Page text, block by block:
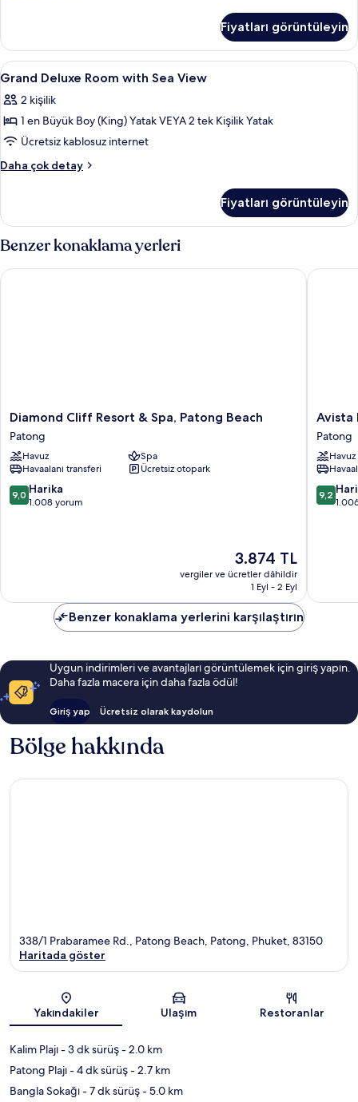
görün
View
hakkında
daha
detay
Fiyatları görüntüleyin
Grand
Deluxe
Room
with
Sea
View
fotoğrafları
Kaliteli yatak takımı, minibar, odada
10
Grand Deluxe Room with Sea View
2 kişilik
1 en Büyük Boy (King) Yatak VEYA 2 tek Kişilik Yatak
Ücretsiz kablosuz internet
Daha çok detay
Grand
Sea
hakkında
fazla
Fiyatları görüntüleyin
Benzer konaklama yerleri
Diamond
Cliff
Resort
&
Spa,
Patong
Beach
Diamond Cliff Resort & Spa, Patong Beach
Patong
Havuz
Spa
Havaalanı transferi
Ücretsiz otopark
10
üzerinden
9,0 Harika
1.008 yorum
Güncel
fiyat:
3.874 TL
3.874 TL
vergiler ve ücretler dâhildir
1 Eyl - 2 Eyl
Diamond Cliff Resort & Spa, Patong Beach
Avista
Phuket
Patong
-
Patong
Avista
Patong
Havuz
10
9,2
Avista
Benzer konaklama yerlerini karşılaştırın
Uygun indirimleri ve avantajları görüntülemek için giriş yapın.
Daha fazla macera için daha fazla ödül!
Giriş yap Ücretsiz olarak kaydolun
Bölge hakkında
Harita
338/1 Prabaramee Rd., Patong Beach, Patong, Phuket, 83150
Haritada göster
Yakındakiler Ulaşım Restoranlar
Kalim Plajı- 3 dk sürüş- 2.0 km
Patong Plajı- 4 dk sürüş- 2.7 km
Bangla Sokağı- 7 dk sürüş- 5.0 km